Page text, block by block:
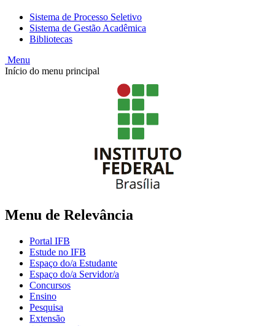
Sistema de Processo Seletivo
Sistema de Gestão Acadêmica
Bibliotecas
Menu
Início do menu principal
Menu de Relevância
Portal IFB
Estude no IFB
Espaço do/a Estudante
Espaço do/a Servidor/a
Concursos
Ensino
Pesquisa
Extensão